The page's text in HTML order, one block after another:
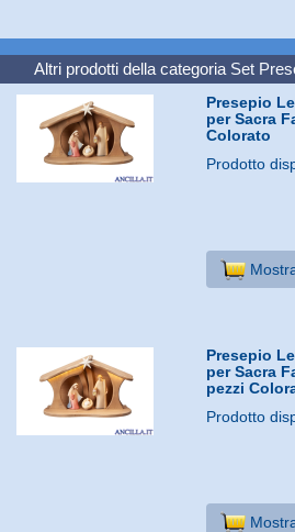
Altri prodotti della categoria Set
Presepio
per Sacra
Colorato
Prodotto
Presepio
per Sacra
pezzi
Prodotto